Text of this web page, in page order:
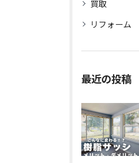
買取
リフォーム
最近の投稿